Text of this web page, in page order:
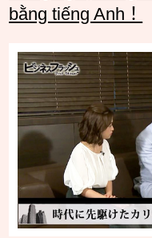
bằng tiếng Anh！